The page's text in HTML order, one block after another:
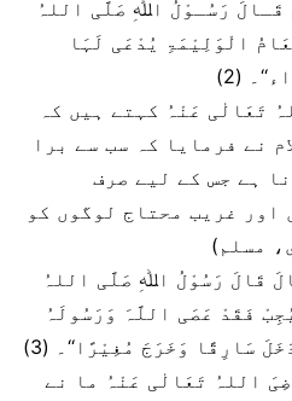
قَـالَ رَسُـوْلُ اﷲِ صَلَّی اللہُ
الْوَلِیْمَۃِ یُدْعَی لَہَا
(2)
تَعَالٰی عَنْہُ کہتے ہیں کہ
نے فرمایا کہ سب سے برا
ہے جس کے لیے صرف
اور غریب محتاج لوگوں کو
مسلم)
قَالَ رَسُوْلُ اﷲِ صَلَّی اللہُ
فَقَدْ عَصَی اللَّہَ وَرَسُولَہُ
سَارِقًا وَخَرَجَ مُغِیْرًا‘‘۔ (3)
اللہُ تَعَالٰی عَنْہُ ما نے